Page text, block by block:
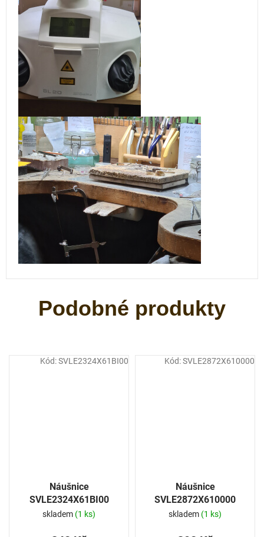
Náušnice
SVLE2324X61BI00
skladem (1 ks)
Kód:SVLE2324X61BI00
Náušnice
SVLE2872X610000
skladem (1 ks)
Kód:SVLE2872X610000